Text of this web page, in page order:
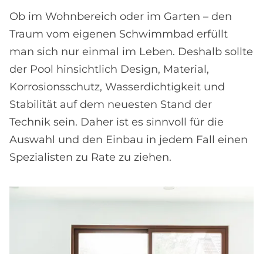
Ob im Wohnbereich oder im Garten – den
Traum vom eigenen Schwimmbad erfüllt
man sich nur einmal im Leben. Deshalb sollte
der Pool hinsichtlich Design, Material,
Korrosionsschutz, Wasserdichtigkeit und
Stabilität auf dem neuesten Stand der
Technik sein. Daher ist es sinnvoll für die
Auswahl und den Einbau in jedem Fall einen
Spezialisten zu Rate zu ziehen.